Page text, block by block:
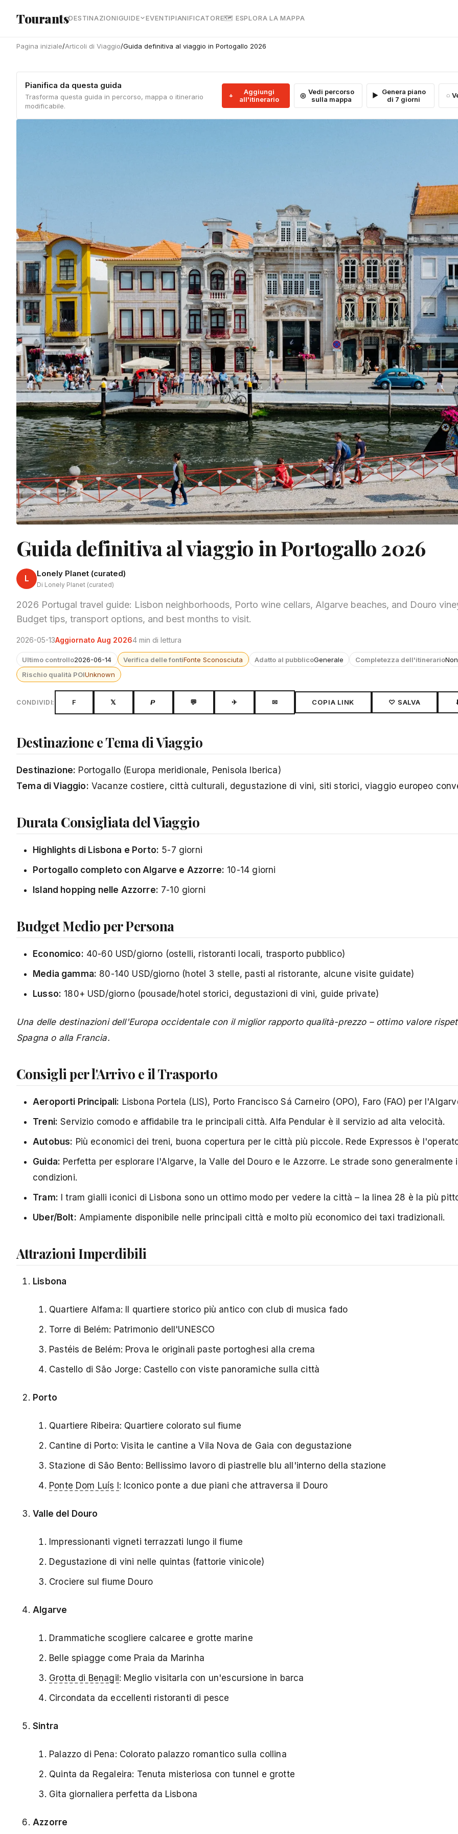
TourantsDESTINAZIONIGUIDE EVENTIPIANIFICATORE🗺 ESPLORA LA MAPPA
Pagina iniziale/Articoli di Viaggio/Guida definitiva al viaggio in Portogallo 2026
Pianifica da questa guida
Trasforma questa guida in percorso, mappa o itinerario
modificabile.
Aggiungi
all'itinerario
Vedi percorso
sulla mappa
Genera piano
di 7 giorni
Guida definitiva al viaggio in Portogallo 2026
L Lonely Planet (curated)
Di Lonely Planet (curated)
2026 Portugal travel guide: Lisbon neighborhoods, Porto wine cellars, Algarve beaches, and Douro
Budget tips, transport options, and best months to visit.
2026-05-13Aggiornato Aug 20264 min di lettura
Ultimo controllo2026-06-14 Verifica delle fontiFonte Sconosciuta Adatto al pubblicoGenerale Completezza dell'itinerario
Rischio qualità POIUnknown
CONDIVIDI: F 𝕏 𝙋 💬 ✈ ✉ COPIA LINK ♡ SALVA
Destinazione e Tema di Viaggio
Destinazione: Portogallo (Europa meridionale, Penisola Iberica)
Tema di Viaggio: Vacanze costiere, città culturali, degustazione di vini, siti storici, viaggio europeo
Durata Consigliata del Viaggio
Highlights di Lisbona e Porto: 5-7 giorni
Portogallo completo con Algarve e Azzorre: 10-14 giorni
Island hopping nelle Azzorre: 7-10 giorni
Budget Medio per Persona
Economico: 40-60 USD/giorno (ostelli, ristoranti locali, trasporto pubblico)
Media gamma: 80-140 USD/giorno (hotel 3 stelle, pasti al ristorante, alcune visite guidate)
Lusso: 180+ USD/giorno (pousade/hotel storici, degustazioni di vini, guide private)
Una delle destinazioni dell'Europa occidentale con il miglior rapporto qualità-prezzo – ottimo valore
Spagna o alla Francia.
Consigli per l'Arrivo e il Trasporto
Aeroporti Principali: Lisbona Portela (LIS), Porto Francisco Sá Carneiro (OPO), Faro (FAO) per
Treni: Servizio comodo e affidabile tra le principali città. Alfa Pendular è il servizio ad alta velocità.
Autobus: Più economici dei treni, buona copertura per le città più piccole. Rede Expressos è
Guida: Perfetta per esplorare l'Algarve, la Valle del Douro e le Azzorre. Le strade sono generalmente
condizioni.
Tram: I tram gialli iconici di Lisbona sono un ottimo modo per vedere la città – la linea 28 è la più
Uber/Bolt: Ampiamente disponibile nelle principali città e molto più economico dei taxi tradizionali.
Attrazioni Imperdibili
Lisbona
Quartiere Alfama: Il quartiere storico più antico con club di musica fado
Torre di Belém: Patrimonio dell'UNESCO
Pastéis de Belém: Prova le originali paste portoghesi alla crema
Castello di São Jorge: Castello con viste panoramiche sulla città
Porto
Quartiere Ribeira: Quartiere colorato sul fiume
Cantine di Porto: Visita le cantine a Vila Nova de Gaia con degustazione
Stazione di São Bento: Bellissimo lavoro di piastrelle blu all'interno della stazione
Ponte Dom Luís I: Iconico ponte a due piani che attraversa il Douro
Valle del Douro
Impressionanti vigneti terrazzati lungo il fiume
Degustazione di vini nelle quintas (fattorie vinicole)
Crociere sul fiume Douro
Algarve
Drammatiche scogliere calcaree e grotte marine
Belle spiagge come Praia da Marinha
Grotta di Benagil: Meglio visitarla con un'escursione in barca
Circondata da eccellenti ristoranti di pesce
Sintra
Palazzo di Pena: Colorato palazzo romantico sulla collina
Quinta da Regaleira: Tenuta misteriosa con tunnel e grotte
Gita giornaliera perfetta da Lisbona
Azzorre